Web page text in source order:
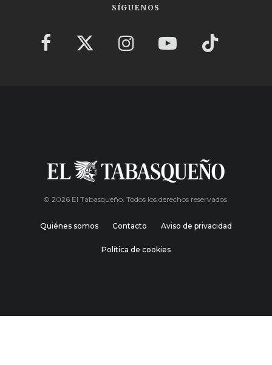
SÍGUENOS
© 2026 El Tabasqueño. Todos los derechos reservados.
Quiénes somos Contacto Aviso de privacidad
Política de cookies